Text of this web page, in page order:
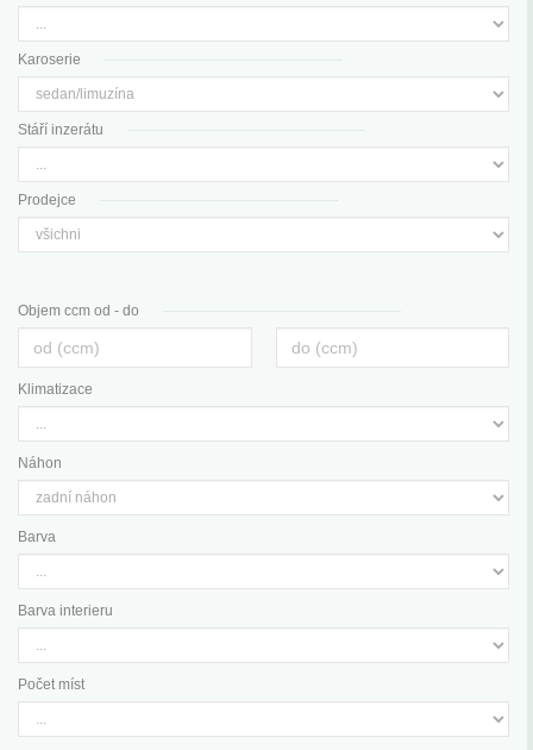
Karoserie
Stáří inzerátu
Prodejce
Objem ccm od - do
Klimatizace
Náhon
Barva
Barva interieru
Počet míst